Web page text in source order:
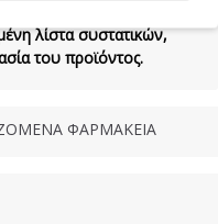
λίστα συστατικών,
του προϊόντος.
ΦΑΡΜΑΚΕΙΑ